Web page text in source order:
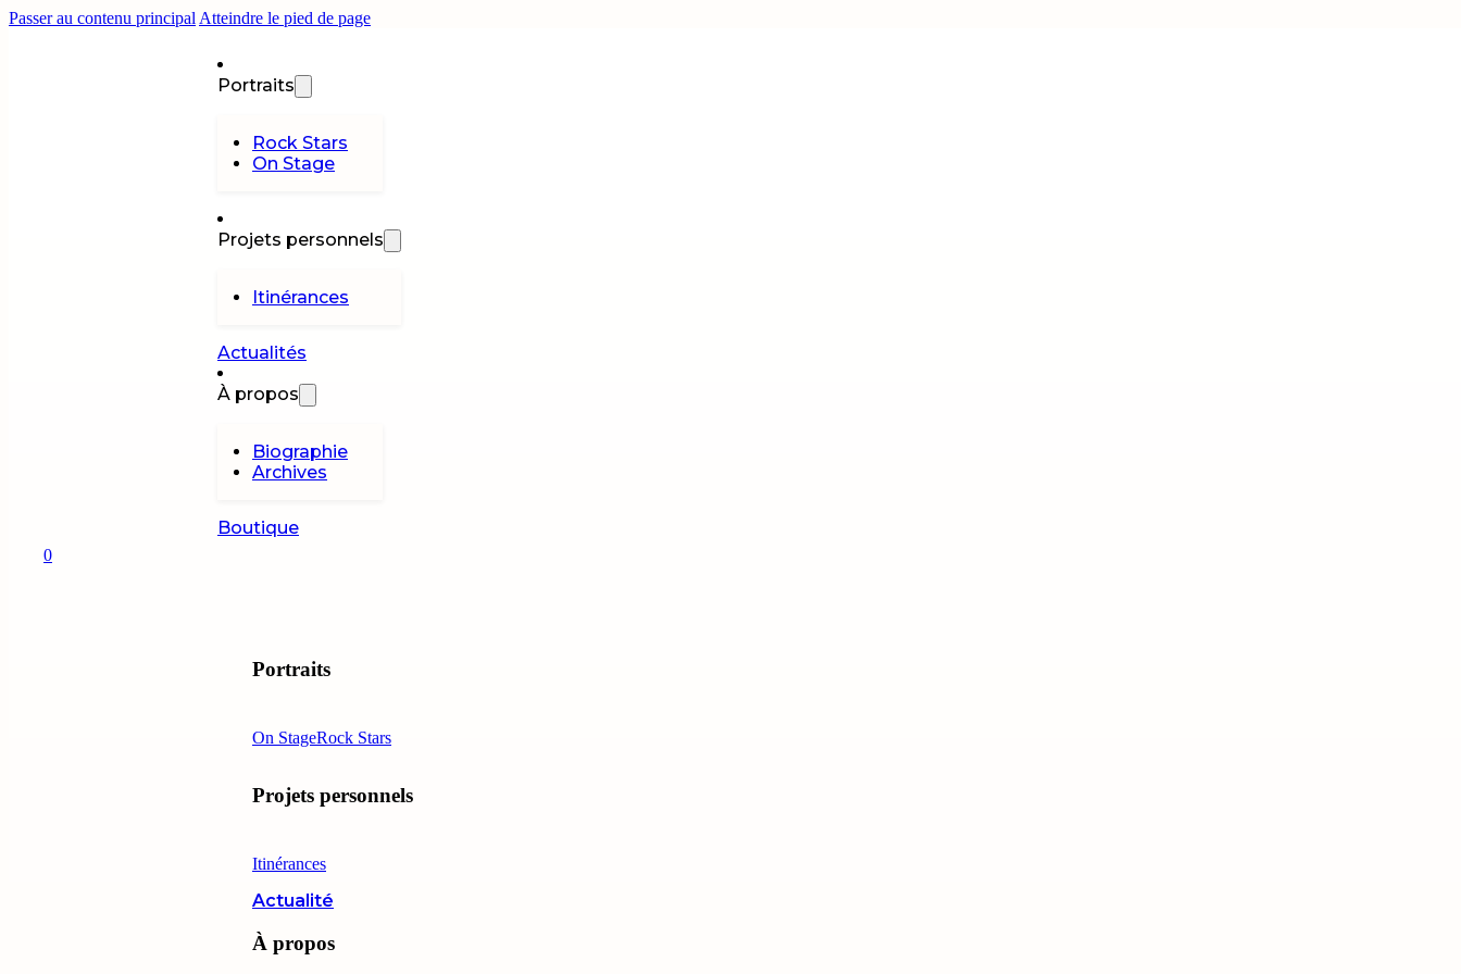
Passer au contenu principal Atteindre le pied de page
Portraits
Rock Stars
On Stage
Projets personnels
Itinérances
Actualités
À propos
Biographie
Archives
Boutique
0
Portraits
On StageRock Stars
Projets personnels
Itinérances
Actualité
À propos